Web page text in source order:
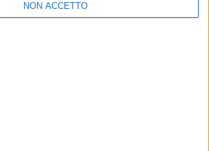
NON ACCETTO